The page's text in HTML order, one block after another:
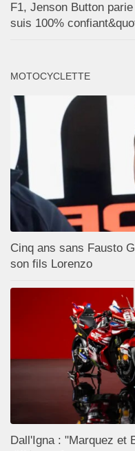
F1, Jenson Button
suis 100%
MOTOCYCLETTE
Cinq ans sans Fausto
son fils Lorenzo
Dall'Igna : "Marquez et